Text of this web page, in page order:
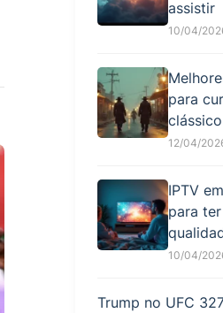
assistir
10/04/
para
clássico
12/04/
IPTV
para
10/04/
Trump no UFC